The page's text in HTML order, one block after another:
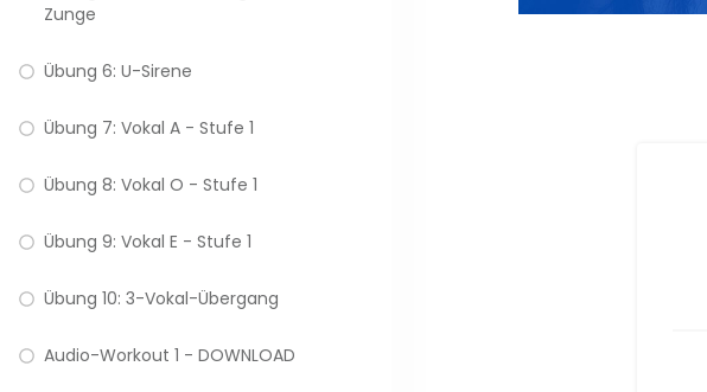
Zunge
Übung 6: U-Sirene
Übung 7: Vokal A - Stufe 1
Übung 8: Vokal O - Stufe 1
Übung 9: Vokal E - Stufe 1
Übung 10: 3-Vokal-Übergang
Audio-Workout 1 - DOWNLOAD